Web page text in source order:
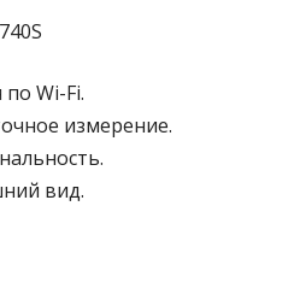
Wi-Fi.
измерение.
вид.